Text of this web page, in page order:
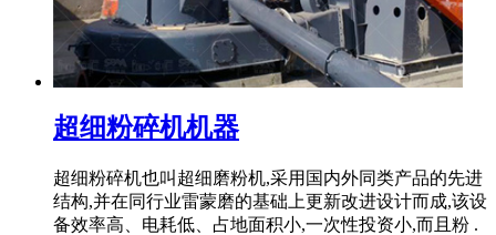
超细粉碎机机器
超细粉碎机也叫超细磨粉机,采用国内外同类产品的先进
结构,并在同行业雷蒙磨的基础上更新改进设计而成,该设
备效率高、电耗低、占地面积小,一次性投资小,而且粉 .